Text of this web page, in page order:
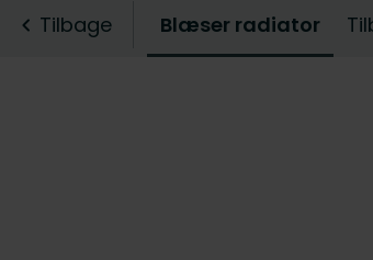
Tilbage Blæser radiator